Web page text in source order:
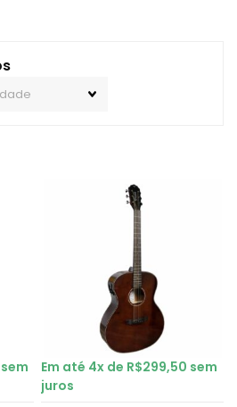
sem
Em até 4x de R$299,50 sem
juros